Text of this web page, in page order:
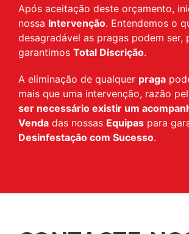
Após aceitação deste orçamento,
nossa Intervenção. Entendemos o
desagradável as pragas podem ser,
garantimos Total Discrição.
A eliminação de qualquer praga
mais que uma intervenção, razão
ser necessário existir um
Venda das nossas Equipas para
Desinfestação com Sucesso.